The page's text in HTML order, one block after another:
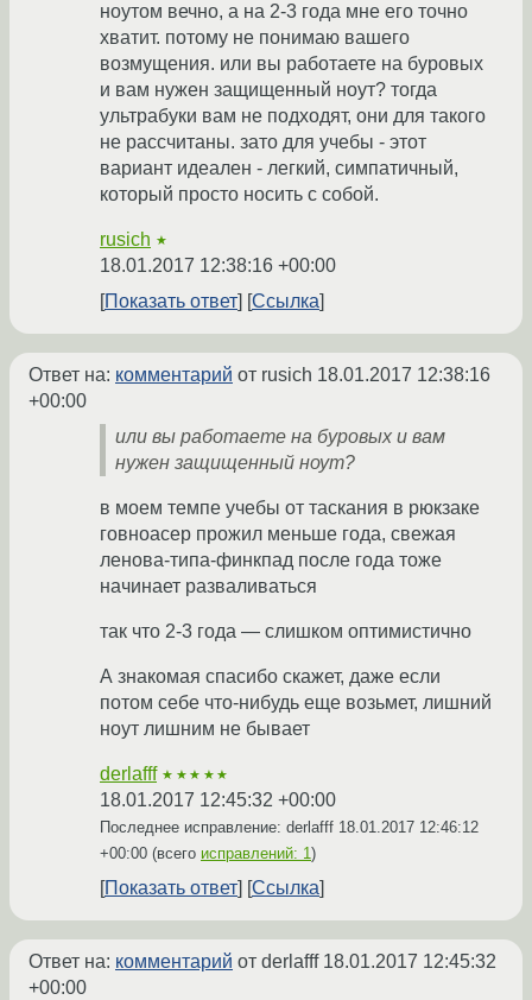
ноутом вечно, а на 2-3 года мне его точно
хватит. потому не понимаю вашего
возмущения. или вы работаете на буровых
и вам нужен защищенный ноут? тогда
ультрабуки вам не подходят, они для такого
не рассчитаны. зато для учебы - этот
вариант идеален - легкий, симпатичный,
который просто носить с собой.
rusich ★
18.01.2017 12:38:16 +00:00
Показать ответ
Ссылка
Ответ на: комментарий от rusich 18.01.2017 12:38:16
+00:00
или вы работаете на буровых и вам
нужен защищенный ноут?
в моем темпе учебы от таскания в рюкзаке
говноасер прожил меньше года, свежая
ленова-типа-финкпад после года тоже
начинает разваливаться
так что 2-3 года — слишком оптимистично
А знакомая спасибо скажет, даже если
потом себе что-нибудь еще возьмет, лишний
ноут лишним не бывает
derlafff ★★★★★
18.01.2017 12:45:32 +00:00
Последнее исправление: derlafff 18.01.2017 12:46:12
+00:00 (всего исправлений: 1)
Показать ответ Ссылка
Ответ на: комментарий от derlafff 18.01.2017 12:45:32
+00:00